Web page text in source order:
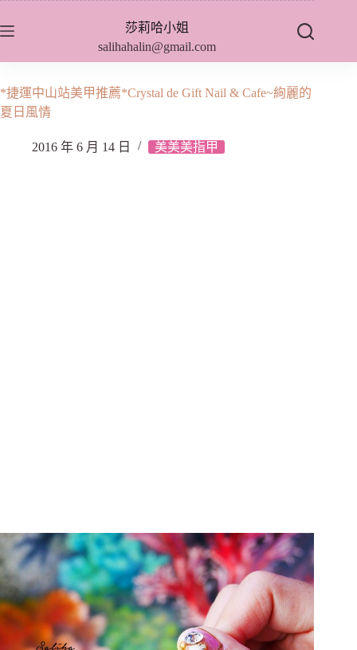
至
內
容
莎莉哈小姐
salihahalin@gmail.com
*捷運中山站美甲推薦*Crystal de Gift Nail & Cafe~絢麗的
夏日風情
2016 年 6 月 14 日 美美美指甲